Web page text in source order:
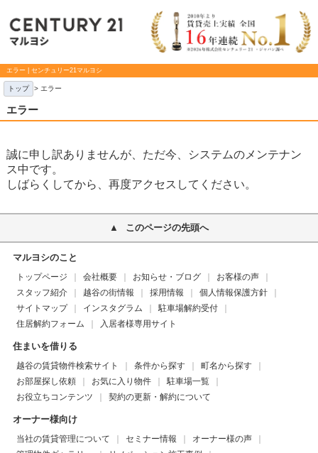
エラー | センチュリー21マルヨシ
トップ > エラー
エラー
誠に申し訳ありませんが、ただ今、システムのメンテナン
ス中です。
しばらくしてから、再度アクセスしてください。
このページの先頭へ
マルヨシのこと
トップページ 会社概要 お知らせ・ブログ
お客様の声
スタッフ紹介
越谷の街情報 採用情報
個人情報保護方針
サイトマップ
インスタグラム
駐車場解約受付
住居解約フォーム
入居者様専用サイト
住まいを借りる
越谷の賃貸物件検索サイト 条件から探す
町名から探す
お部屋探し依頼
お気に入り物件
駐車場一覧
お役立ちコンテンツ
契約の更新・解約について
オーナー様向け
当社の賃貸管理について セミナー情報
オーナー様の声